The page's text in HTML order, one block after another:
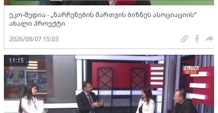
ეკო-მედია - „ნარჩენების მართვის ბიზნეს ასოციაციის”
ახალი პროექტი
2026/08/07 15:03
11:15